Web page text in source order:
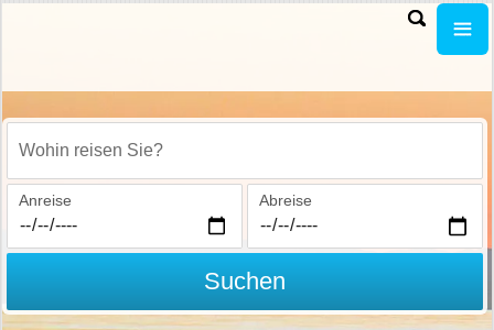
Wohin reisen Sie?
Anreise Abreise
Suchen